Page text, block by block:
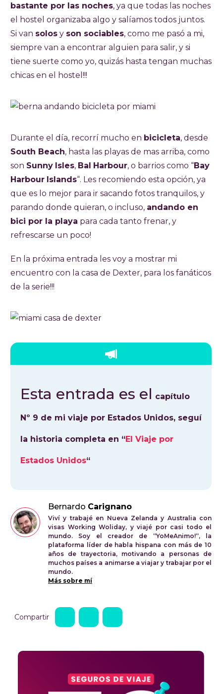
bastante por las noches, ya que todas las noches
el hostel organizaba algo y salíamos todos juntos.
Si van solos y son sociables, como me pasó a mi,
siempre van a encontrar alguien para salir, y si
tiene suerte como yo, quizás hasta tengan muchas
chicas en el hostel!!!
Durante el día, recorrí mucho en bicicleta, desde
South Beach, hasta las playas de mas arriba, como
son Sunny Isles, Bal Harbour, o barrios como “Bay
Harbour Islands“. Les recomiendo esta opción, ya
que es lo mejor para ir sacando fotos tranquilos, y
parando donde quieran, o incluso, andando en
bici por la playa para cada tanto frenar, y
refrescarse un poco!
En la próxima entrada les voy a mostrar mi
encuentro con la casa de Dexter, para los fanáticos
de la serie!!!
Esta entrada es el capítulo
Nº 9 de mi viaje por Estados Unidos, seguí
la historia completa en “El Viaje por
Estados Unidos“
Bernardo Carignano
Viví y trabajé en Nueva Zelanda y Australia con
visas Working Woliday, y viajé por casi todo el
mundo. Soy el creador de “YoMeAnimo!“, la
plataforma líder de habla hispana con más de 10
años de trayectoria, motivando a personas de
muchos países a animarse a viajar y trabajar por el
mundo.
Más sobre mí
Compartir